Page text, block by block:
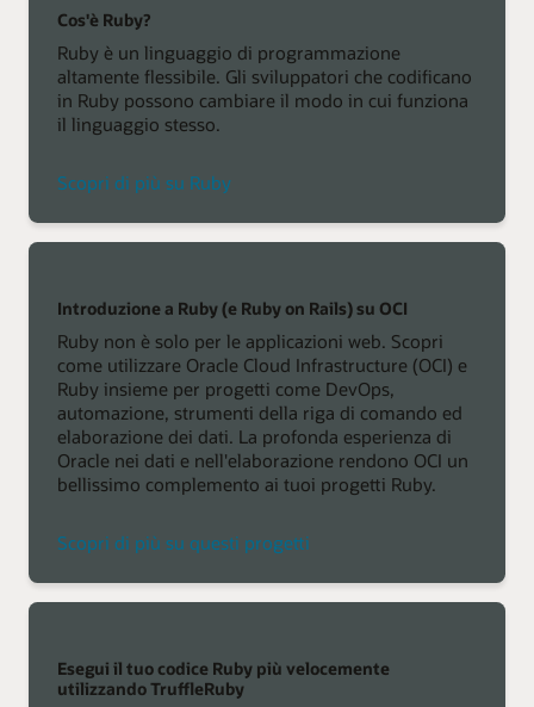
Cos'è Ruby?
Ruby è un linguaggio di programmazione
altamente flessibile. Gli sviluppatori che codificano
in Ruby possono cambiare il modo in cui funziona
il linguaggio stesso.
Scopri di più su Ruby
Introduzione a Ruby (e Ruby on Rails) su OCI
Ruby non è solo per le applicazioni web. Scopri
come utilizzare Oracle Cloud Infrastructure (OCI) e
Ruby insieme per progetti come DevOps,
automazione, strumenti della riga di comando ed
elaborazione dei dati. La profonda esperienza di
Oracle nei dati e nell'elaborazione rendono OCI un
bellissimo complemento ai tuoi progetti Ruby.
Scopri di più su questi progetti
Esegui il tuo codice Ruby più velocemente
utilizzando TruffleRuby